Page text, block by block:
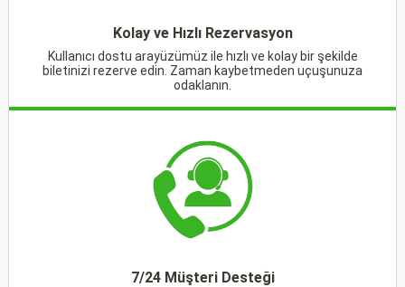
Kolay ve Hızlı Rezervasyon
Kullanıcı dostu arayüzümüz ile hızlı ve kolay bir şekilde
biletinizi rezerve edin. Zaman kaybetmeden uçuşunuza
odaklanın.
7/24 Müşteri Desteği